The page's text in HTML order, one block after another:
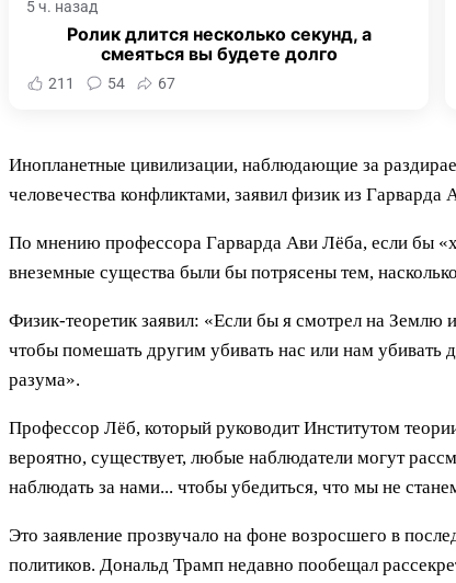
5 ч. назад
Ролик длится несколько секунд, а
смеяться вы будете долго
211 54 67
Инопланетные цивилизации, наблюдающие за
человечества конфликтами, заявил физик из Гарварда
По мнению профессора Гарварда Ави Лёба, если бы
внеземные существа были бы потрясены тем,
Физик-теоретик заявил: «Если бы я смотрел на Землю
чтобы помешать другим убивать нас или нам
разума».
Профессор Лёб, который руководит Институтом
вероятно, существует, любые наблюдатели могут
наблюдать за нами... чтобы убедиться, что мы не
Это заявление прозвучало на фоне возросшего в
политиков. Дональд Трамп недавно пообещал